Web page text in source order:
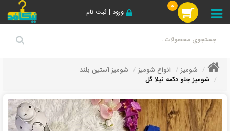
ورود | ثبت نام
0
شومیز انواع شومیز
شومیز آستین بلند
شومیز جلو دکمه نیلا گل